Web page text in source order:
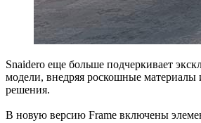
Snaidero еще больше подчеркивает
модели, внедряя роскошные материалы
решения.
В новую версию Frame включены